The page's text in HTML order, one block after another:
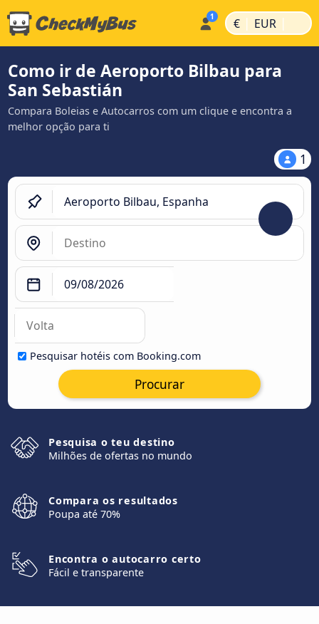
€ | EUR |
Como ir de Aeroporto Bilbau para
San Sebastián
Compara Boleias e Autocarros com um clique e encontra a
melhor opção para ti
1
Pesquisar hotéis com Booking.com
Procurar
Pesquisa o teu destino
Milhões de ofertas no mundo
Compara os resultados
Poupa até 70%
Encontra o autocarro certo
Fácil e transparente